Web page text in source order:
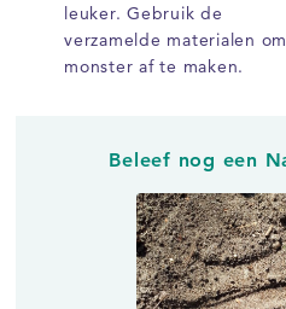
leuker. Gebruik de
verzamelde materialen
monster af te maken.
Beleef nog een